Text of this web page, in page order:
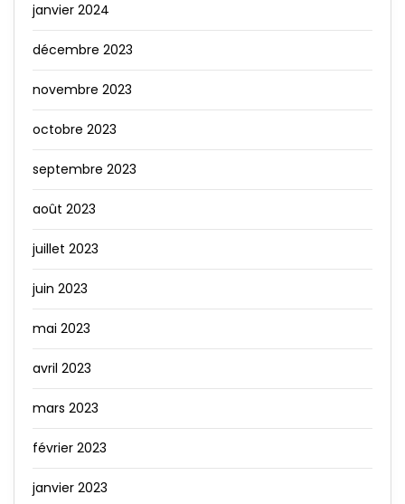
janvier 2024
décembre 2023
novembre 2023
octobre 2023
septembre 2023
août 2023
juillet 2023
juin 2023
mai 2023
avril 2023
mars 2023
février 2023
janvier 2023